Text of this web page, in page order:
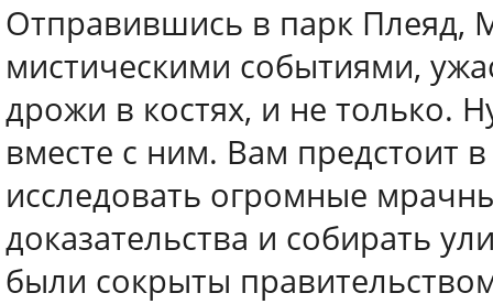
Отправившись в парк Плеяд,
мистическими событиями,
дрожи в костях, и не только.
вместе с ним. Вам предстоит
исследовать огромные
доказательства и собирать
были сокрыты